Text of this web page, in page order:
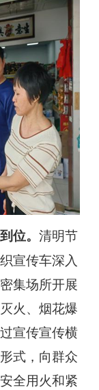
位。 清明节
宣传车深入
集场所开展
火、烟花爆
宣传宣传横
式，向群众
全用火和紧